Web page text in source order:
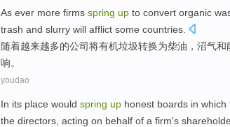
As ever more firms spring up to convert organic
trash and slurry will afflict some countries
随着越来越多的公司将有机垃圾转换为柴油 ， 沼气和
响。
youdao
In its place would spring up honest boards in which
the directors acting on behalf of a firm's